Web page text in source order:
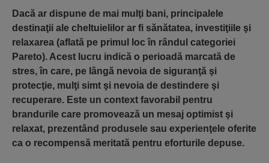
Dacă ar dispune de mai mulţi bani, principalele
destinaţii ale cheltuielilor ar fi sănătatea, investiţiile şi
relaxarea (aflată pe primul loc în rândul categoriei
Pareto). Acest lucru indică o perioadă marcată de
stres, în care, pe lângă nevoia de siguranţă şi
protecţie, mulţi simt şi nevoia de destindere şi
recuperare. Este un context favorabil pentru
brandurile care promovează un mesaj optimist şi
relaxat, prezentând produsele sau experienţele oferite
ca o recompensă meritată pentru eforturile depuse.